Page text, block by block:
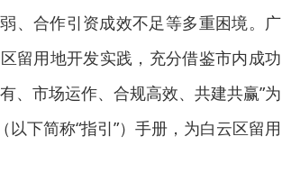
、合作引资成效不足等多重困境。广
留用地开发实践，充分借鉴市内成功
、市场运作、合规高效、共建共赢”为
下简称“指引”）手册，为白云区留用